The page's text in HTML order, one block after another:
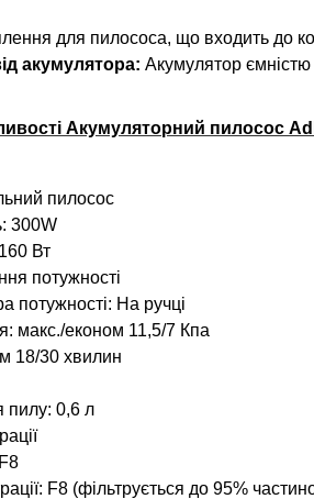
для пилососа, що входить до
акумулятора: Акумулятор
Акумуляторний пилосос
пилосос
300W
Вт
потужності
потужності: На ручці
макс./економ 11,5/7 Кпа
18/30 хвилин
пилу: 0,6 л
F8 (фільтрується до 95%